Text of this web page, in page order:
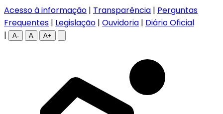
Acesso à informação | Transparência | Perguntas
Frequentes | Legislação | Ouvidoria | Diário Oficial
|
A- A A+